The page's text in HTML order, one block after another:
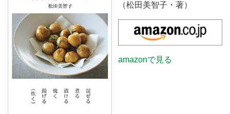
（松田美智子・著）
amazonで見る